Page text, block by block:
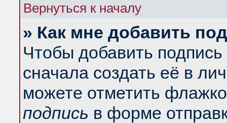
Вернуться к началу
» Как мне добавить
Чтобы добавить
сначала создать её в
можете отметить
подпись в форме